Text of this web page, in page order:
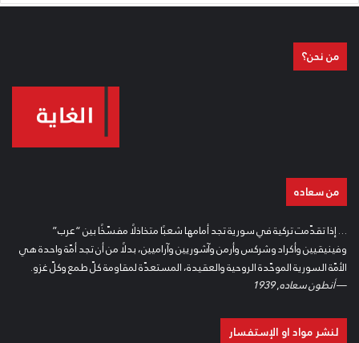
من نحن؟
من سعاده
… إذا تقدّمت تركية في سورية تجد أمامها شعبًا متخاذلًا مفسّخًا بين “عرب”
وفينيقيين وأكراد وشركس وأرمن وآشوريين وآراميين، بدلًا من أن تجد أمّة واحدة هي
الأمّة السورية الموحّدة الروحية والعقيدة، المستعدّة لمقاومة كلّ طمع وكلّ غزو.
—أنطون سعاده,
1939
لنشر مواد او الإستفسار